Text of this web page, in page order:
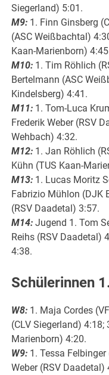
Siegerland) 5:01.
M9: 1. Finn Ginsberg
(ASC Weißbachtal)
Kaan-Marienborn)
M10: 1. Tim Röhlich
Bertelmann (ASC
Kindelsberg) 4:41.
M11: 1. Tom-Luca
Frederik Weber (RSV
Wehbach) 4:32.
M12: 1. Jan Röhlich
Kühn (TUS Kaan-
M13: 1. Lucas Moritz
Fabrizio Mühlon (DJK
(RSV Daadetal) 3:57.
M14: Jugend 1. Tom
Reihs (RSV Daadetal)
4:38.
Schülerinnen
W8: 1. Maja Cordes
(CLV Siegerland)
Marienborn) 4:20.
W9: 1. Tessa
Weber (RSV